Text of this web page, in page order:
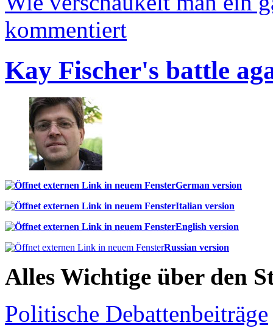
kommentiert
Kay Fischer's battle
German version
Italian version
English version
Russian version
Alles Wichtige über den
Politische Debattenbeiträge